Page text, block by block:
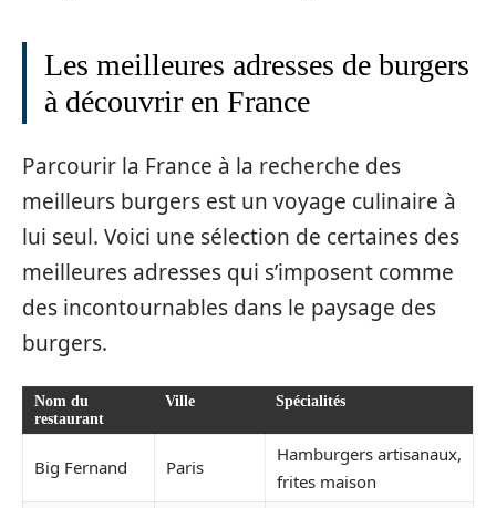
Les meilleures adresses de burgers
à découvrir en France
Parcourir la France à la recherche des
meilleurs burgers est un voyage culinaire à
lui seul. Voici une sélection de certaines des
meilleures adresses qui s’imposent comme
des incontournables dans le paysage des
burgers.
Nom du
restaurant
Ville Spécialités
Big Fernand Paris
Hamburgers artisanaux,
frites maison